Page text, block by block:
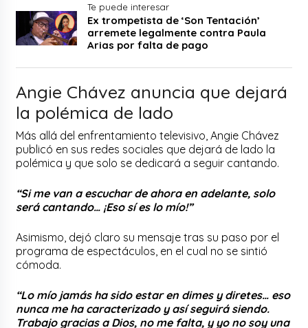
Te puede interesar
Ex trompetista de ‘Son Tentación’
arremete legalmente contra Paula
Arias por falta de pago
Angie Chávez anuncia que dejará
la polémica de lado
Más allá del enfrentamiento televisivo, Angie Chávez
publicó en sus redes sociales que dejará de lado la
polémica y que solo se dedicará a seguir cantando.
“Si me van a escuchar de ahora en adelante, solo
será cantando… ¡Eso sí es lo mío!”
Asimismo, dejó claro su mensaje tras su paso por el
programa de espectáculos, en el cual no se sintió
cómoda.
“Lo mío jamás ha sido estar en dimes y diretes… eso
nunca me ha caracterizado y así seguirá siendo.
Trabajo gracias a Dios, no me falta, y yo no soy una